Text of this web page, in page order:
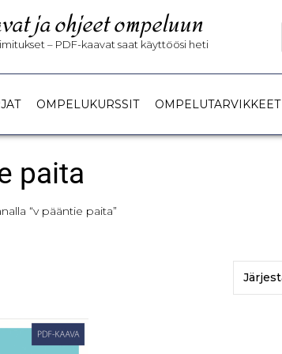
ja ohjeet ompeluun
– PDF-kaavat saat käyttöösi heti
OMPELUKURSSIT OMPELUTARVIKKEET
paita
“v pääntie paita”